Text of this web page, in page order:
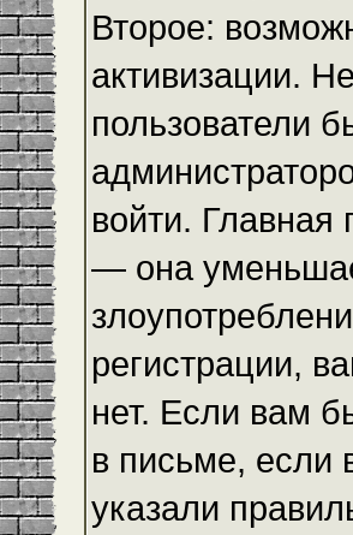
Второе:
активизации.
пользователи
войти. Главная
— она
регистрации,
нет. Если вам
в письме, если
указали